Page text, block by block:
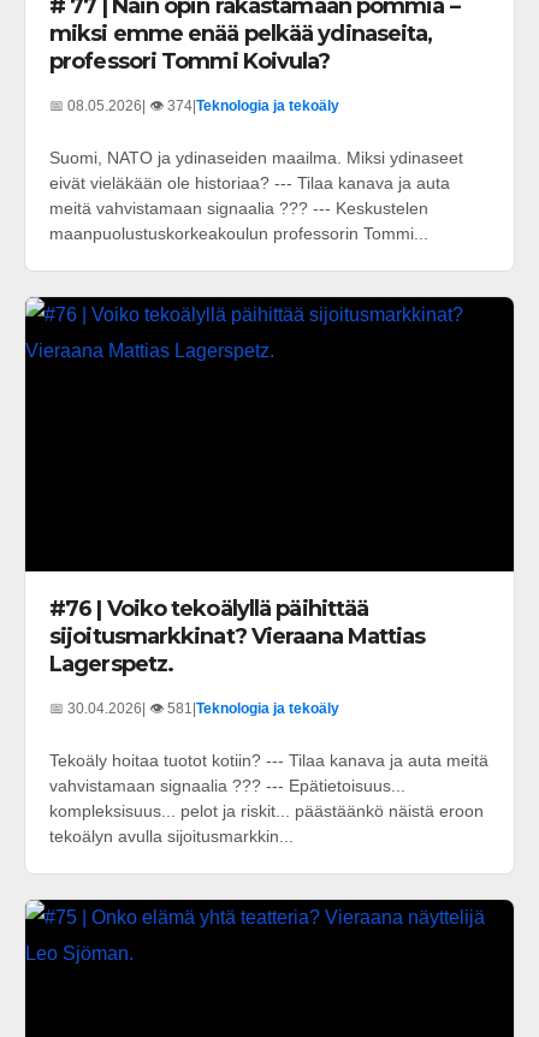
# 77 | Näin opin rakastamaan pommia –
miksi emme enää pelkää ydinaseita,
professori Tommi Koivula?
📅 08.05.2026 | 👁️ 374 Teknologia ja tekoäly
Suomi, NATO ja ydinaseiden maailma. Miksi ydinaseet
eivät vieläkään ole historiaa? --- Tilaa kanava ja auta
meitä vahvistamaan signaalia ??? --- Keskustelen
maanpuolustuskorkeakoulun professorin Tommi...
#76 | Voiko tekoälyllä päihittää
sijoitusmarkkinat? Vieraana Mattias
Lagerspetz.
📅 30.04.2026 | 👁️ 581 Teknologia ja tekoäly
Tekoäly hoitaa tuotot kotiin? --- Tilaa kanava ja auta meitä
vahvistamaan signaalia ??? --- Epätietoisuus...
kompleksisuus... pelot ja riskit... päästäänkö näistä eroon
tekoälyn avulla sijoitusmarkkin...